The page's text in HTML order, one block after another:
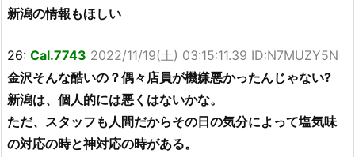
新潟の情報もほしい
26: Cal.7743 2022/11/19(土) 03:15:11.39 ID:N7MUZY5N
金沢そんな酷いの？偶々店員が機嫌悪かったんじゃない?
新潟は、個人的には悪くはないかな。
ただ、スタッフも人間だからその日の気分によって塩気味
の対応の時と神対応の時がある。